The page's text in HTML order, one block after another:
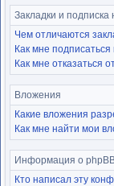
Закладки и подписка
Чем отличаются
Как мне
Как мне отказаться
Вложения
Какие вложения
Как мне найти мои
Информация о
Кто написал эту